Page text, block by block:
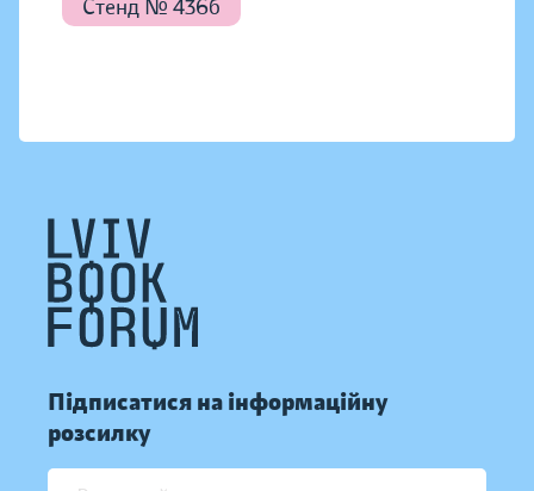
Стенд № 436б
Підписатися на інформаційну
розсилку